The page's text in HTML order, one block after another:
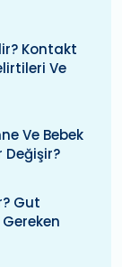
Kontakt
Ve
Ve Bebek
Değişir?
Gut